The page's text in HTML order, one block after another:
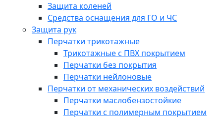
Защита коленей
Средства оснащения для ГО и ЧС
Защита рук
Перчатки трикотажные
Трикотажные с ПВХ покрытием
Перчатки без покрытия
Перчатки нейлоновые
Перчатки от механических воздействий
Перчатки маслобензостойкие
Перчатки с полимерным покрытием